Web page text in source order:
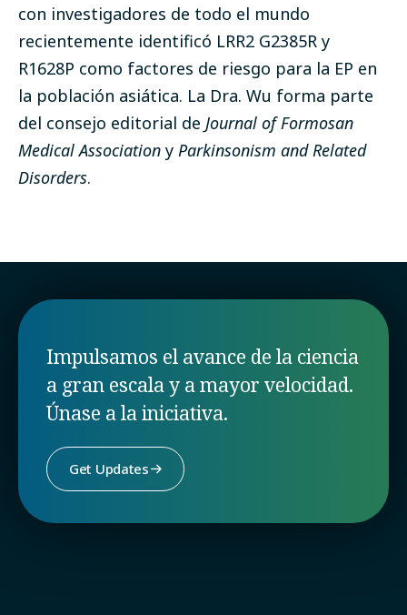
con investigadores de todo el mundo
recientemente identificó LRR2 G2385R y
R1628P como factores de riesgo para la EP en
la población asiática. La Dra. Wu forma parte
del consejo editorial de Journal of Formosan
Medical Association y Parkinsonism and Related
Disorders.
Impulsamos el avance de la ciencia
a gran escala y a mayor velocidad.
Únase a la iniciativa.
Get Updates